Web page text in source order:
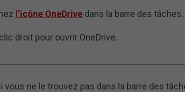
‘icône OneDrive dans la barre des tâches.
droit pour ouvrir OneDrive.
vous ne le trouvez pas dans la barre des